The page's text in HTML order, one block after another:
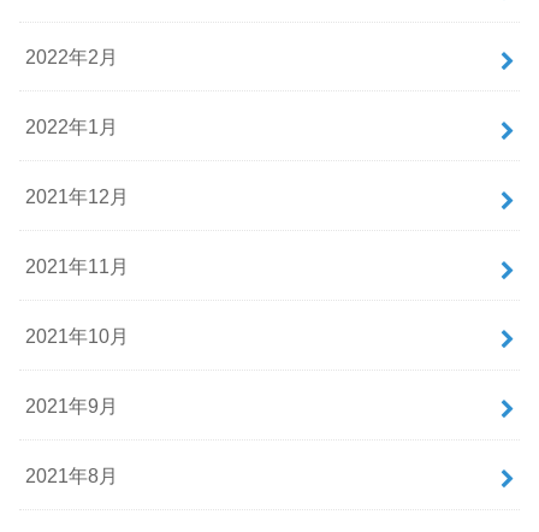
2022年2月
2022年1月
2021年12月
2021年11月
2021年10月
2021年9月
2021年8月